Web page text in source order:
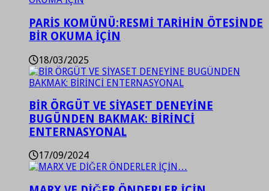
PARİS KOMÜNÜ:RESMİ TARİHİN ÖTESİNDE
BİR OKUMA İÇİN
18/03/2025
BİR ÖRGÜT VE SİYASET DENEYİNE
BUGÜNDEN BAKMAK: BİRİNCİ
ENTERNASYONAL
17/09/2024